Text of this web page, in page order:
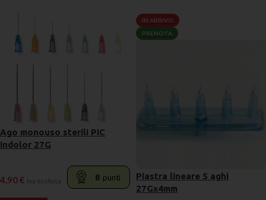
Ago monouso sterili PIC
indolor 27G
4,90€ Iva esclusa 8 punti
IN ARRIVO
PRENOTA
Piastra lineare 5 aghi
27Gx4mm